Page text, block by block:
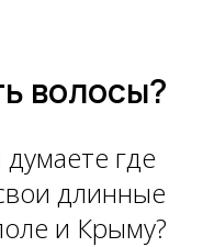
волосы?
где
длинные
и Крыму?